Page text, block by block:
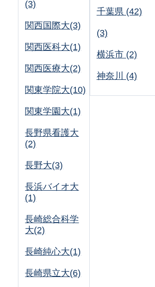
(3)
関西国際大(3)
関西医科大(1)
関西医療大(2)
関東学院大(10)
関東学園大(1)
長野県看護大
(2)
長野大(3)
長浜バイオ大
(1)
長崎総合科学
大(2)
長崎純心大(1)
長崎県立大(6)
千葉県 (42)
(3)
横浜市 (2)
神奈川 (4)